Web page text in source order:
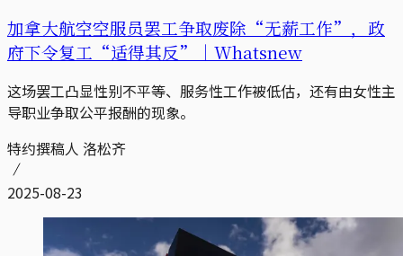
加拿大航空空服员罢工争取废除“无薪工作”，政
府下令复工“适得其反”｜Whatsnew
这场罢工凸显性别不平等、服务性工作被低估，还有由女性主
导职业争取公平报酬的现象。
特约撰稿人 洛松齐
2025-08-23